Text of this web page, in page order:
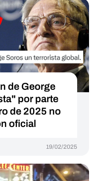
de George
por parte
de 2025 no
oficial
19/02/2025